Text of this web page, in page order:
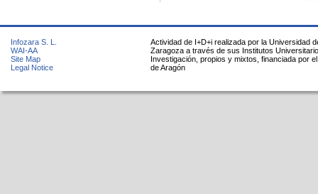
Infozara S. L.
WAI-AA
Site Map
Legal Notice
Actividad de I+D+i realizada por la Universidad
Zaragoza a través de sus Institutos
Investigación, propios y mixtos, financiada por
de Aragón